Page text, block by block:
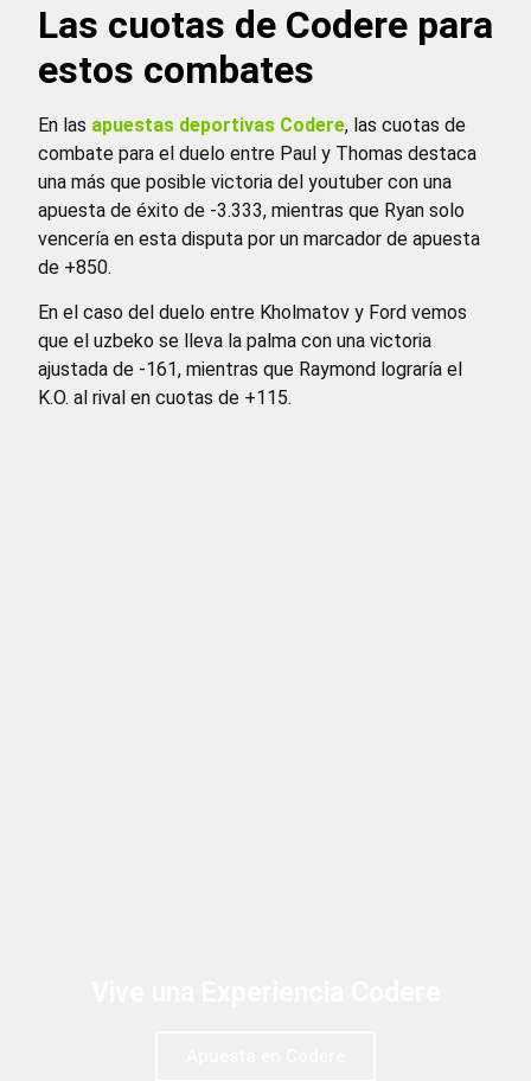
Las cuotas de Codere para
estos combates
En las apuestas deportivas Codere, las cuotas de
combate para el duelo entre Paul y Thomas destaca
una más que posible victoria del youtuber con una
apuesta de éxito de -3.333, mientras que Ryan solo
vencería en esta disputa por un marcador de apuesta
de +850.
En el caso del duelo entre Kholmatov y Ford vemos
que el uzbeko se lleva la palma con una victoria
ajustada de -161, mientras que Raymond lograría el
K.O. al rival en cuotas de +115.